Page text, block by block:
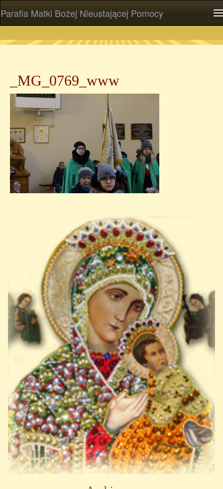
Parafia Matki Bożej Nieustającej Pomocy
_MG_0769_www